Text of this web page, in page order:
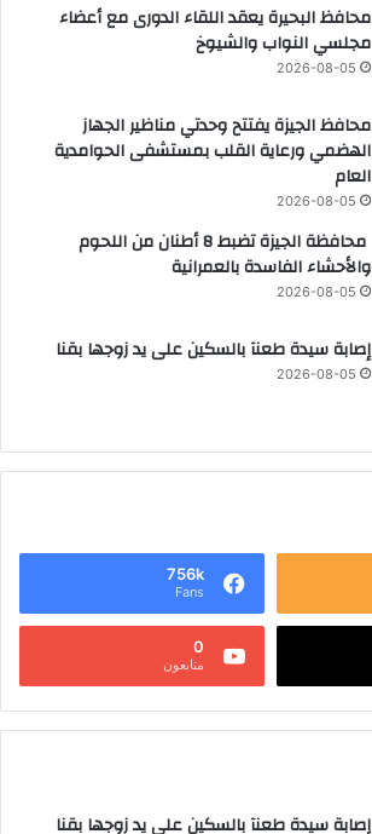
محافظ البحيرة يعقد اللقاء الدورى مع أعضاء
مجلسي النواب والشيوخ
2026-08-05
محافظ الجيزة يفتتح وحدتي مناظير الجهاز
الهضمي ورعاية القلب بمستشفى الحوامدية
العام
2026-08-05
محافظة الجيزة تضبط 8 أطنان من اللحوم
والأحشاء الفاسدة بالعمرانية
2026-08-05
إصابة سيدة طعنآ بالسكين على يد زوجها بقنا
2026-08-05
756k
Fans
0
متابعون
إصابة سيدة طعنآ بالسكين على يد زوجها بقنا